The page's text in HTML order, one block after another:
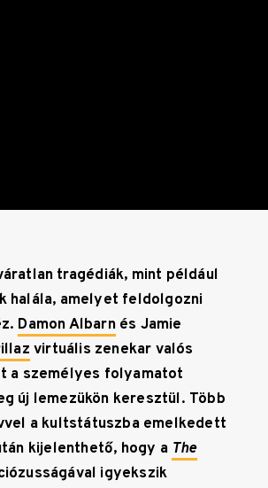
tragédiák, mint például
halála, amelyet feldolgozni
Damon Albarnés Jamie
virtuális zenekar valós
a személyes folyamatot
új lemezükön keresztül. Több
a kultstátuszba emelkedett
kijelenthető, hogy a The
igyekszik